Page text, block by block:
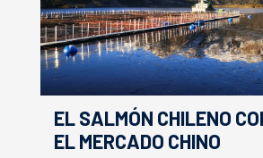
EL SALMÓN CHILENO
EL MERCADO CHINO